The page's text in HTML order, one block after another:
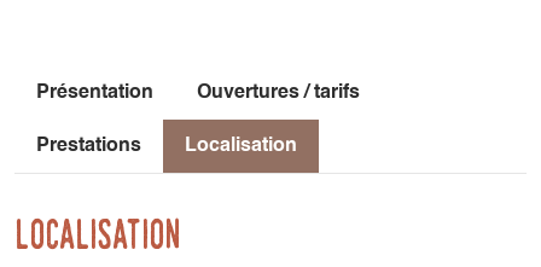
Présentation Ouvertures / tarifs
Prestations Localisation
Localisation